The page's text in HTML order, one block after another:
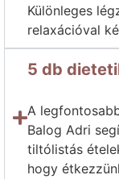
Különleges
relaxációval
5 db
A
Balog Adri
tiltólistás
hogy